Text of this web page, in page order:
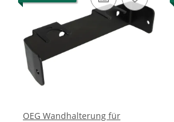
OEG Wandhalterung für